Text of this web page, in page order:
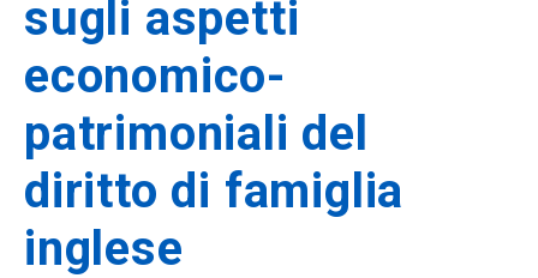
sugli aspetti
economico-
patrimoniali del
diritto di famiglia
inglese